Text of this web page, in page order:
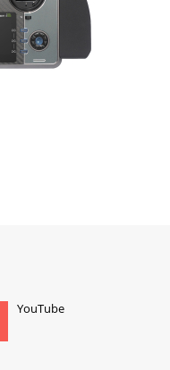
YouTube